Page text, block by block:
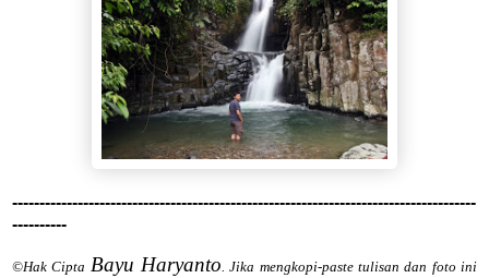
-------------------------------------------------------------------------------------
----------
©Hak Cipta Bayu Haryanto. Jika mengkopi-paste tulisan dan foto ini